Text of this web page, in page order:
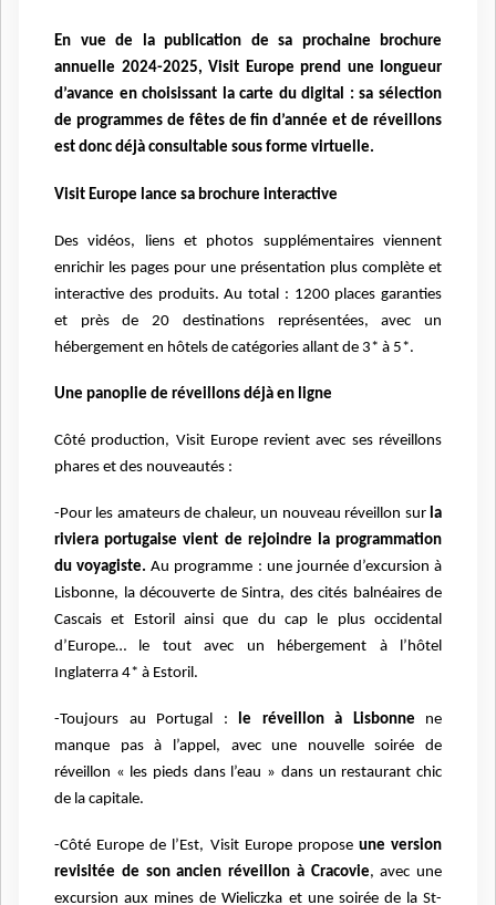
En vue de la publication de sa prochaine brochure
annuelle 2024-2025, Visit Europe prend une longueur
d’avance en choisissant la carte du digital : sa sélection
de programmes de fêtes de fin d’année et de réveillons
est donc déjà consultable sous forme virtuelle.
Visit Europe lance sa brochure interactive
Des vidéos, liens et photos supplémentaires viennent
enrichir les pages pour une présentation plus complète et
interactive des produits. Au total : 1200 places garanties
et près de 20 destinations représentées, avec un
hébergement en hôtels de catégories allant de 3* à 5*.
Une panoplie de réveillons déjà en ligne
Côté production, Visit Europe revient avec ses réveillons
phares et des nouveautés :
-Pour les amateurs de chaleur, un nouveau réveillon sur la
riviera portugaise vient de rejoindre la programmation
du voyagiste.Au programme : une journée d’excursion à
Lisbonne, la découverte de Sintra, des cités balnéaires de
Cascais et Estoril ainsi que du cap le plus occidental
d’Europe… le tout avec un hébergement à l’hôtel
Inglaterra 4* à Estoril.
-Toujours au Portugal : le réveillon à Lisbonne ne
manque pas à l’appel, avec une nouvelle soirée de
réveillon « les pieds dans l’eau » dans un restaurant chic
de la capitale.
-Côté Europe de l’Est, Visit Europe propose une version
revisitée de son ancien réveillon à Cracovie, avec une
excursion aux mines de Wieliczka et une soirée de la St-